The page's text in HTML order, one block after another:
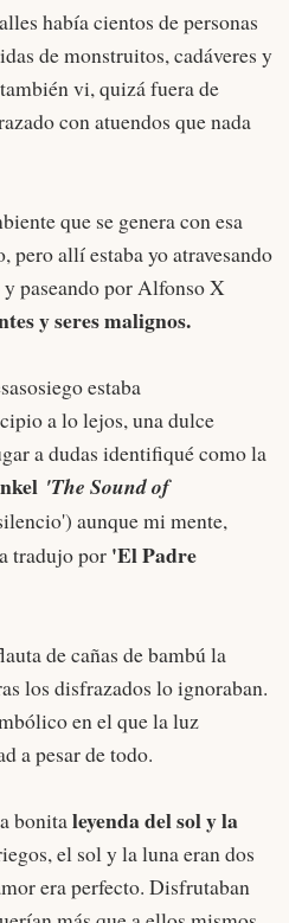
había cientos de personas
de monstruitos, cadáveres y
vi, quizá fuera de
con atuendos que nada
que se genera con esa
pero allí estaba yo atravesando
paseando por Alfonso X
y seres malignos.
estaba
a lo lejos, una dulce
a dudas identifiqué como la
'The Sound of
aunque mi mente,
tradujo por 'El Padre
de cañas de bambú la
los disfrazados lo ignoraban.
en el que la luz
a pesar de todo.
bonitaleyenda del sol y la
el sol y la luna eran dos
era perfecto. Disfrutaban